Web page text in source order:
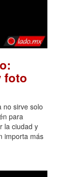
foto
no sirve solo
para
la ciudad y
importa más